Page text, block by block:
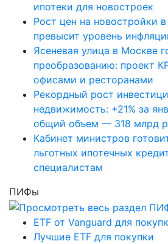
ипотеки для новостроек
Рост цен на новостройки
превысит уровень
Ясеневая улица в Москве
преобразованию: проект
офисами и ресторанами
Рекордный рост
недвижимость: +21% за
общий объем — 318 млрд
Кабинет министров
льготных ипотечных
специалистам
ПИФы
ETF от Vanguard для
Лучшие ETF для покупки